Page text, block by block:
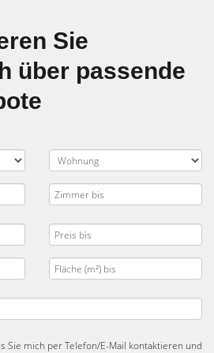
Sie
über passende
Sie mich per Telefon/E-Mail kontaktieren und